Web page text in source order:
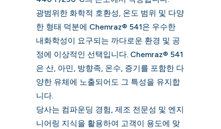
광범위한 화학적 호환성, 온도 범위 및 다양
한 형태 덕분에 Chemraz® 541은 우수한
내화학성이 요구되는 까다로운 환경 및 공
정에 이상적인 선택입니다. Chemraz® 541
은 산, 아민, 방향족, 온수, 증기를 포함한 다
양한 유체에 노출되어도 그 특성을 유지합
니다.
당사는 컴파운딩 경험, 제조 전문성 및 엔지
니어링 지식을 활용하여 고객이 용도에 맞